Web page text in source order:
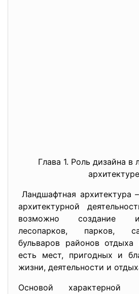
Глава 1. Роль дизайна в
архитектуре
Ландшафтная архитектура
архитектурной
возможно создание
лесопарков, парков,
бульваров районов
есть мест, пригодных и
жизни, деятельности и
Основой характерной